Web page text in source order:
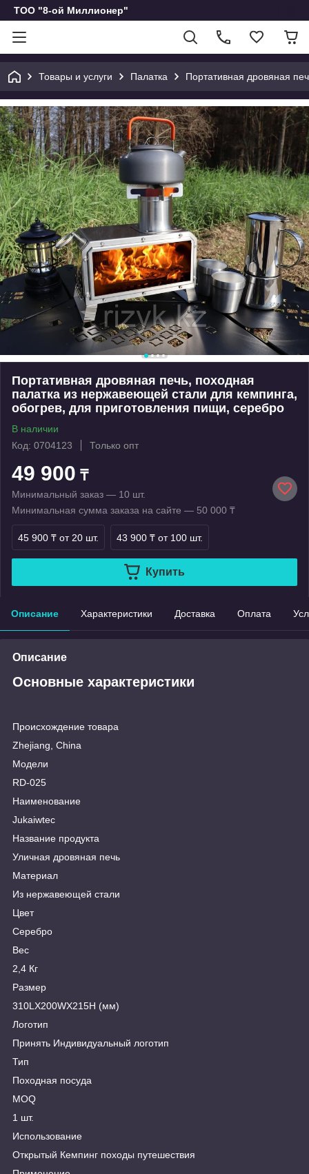
ТОО "8-ой Миллионер"
Товары и услуги Палатка Портативная дровяная
Портативная дровяная печь, походная
палатка из нержавеющей стали для кемпинга,
обогрев, для приготовления пищи, серебро
В наличии
Код: 0704123
Только опт
49 900 ₸
Минимальный заказ — 10 шт.
Минимальная сумма заказа на сайте — 50 000 ₸
45 900 ₸ от 20 шт. 43 900 ₸ от 100 шт.
Купить
Описание Характеристики Доставка Оплата
Описание
Основные характеристики
Происхождение товара
Zhejiang, China
Модели
RD-025
Наименование
Jukaiwtec
Название продукта
Уличная дровяная печь
Материал
Из нержавеющей стали
Цвет
Серебро
Вес
2,4 Кг
Размер
310LX200WX215H (мм)
Логотип
Принять Индивидуальный логотип
Тип
Походная посуда
MOQ
1 шт.
Использование
Открытый Кемпинг походы путешествия